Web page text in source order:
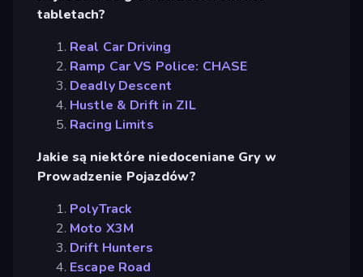
tabletach?
Real Car Driving
Ramp Car VS Police: CHASE
Deadly Descent
Hustle & Drift in ZIL
Racing Limits
Jakie są niektóre niedoceniane Gry w
Prowadzenie Pojazdów?
PolyTrack
Moto X3M
Drift Hunters
Escape Road